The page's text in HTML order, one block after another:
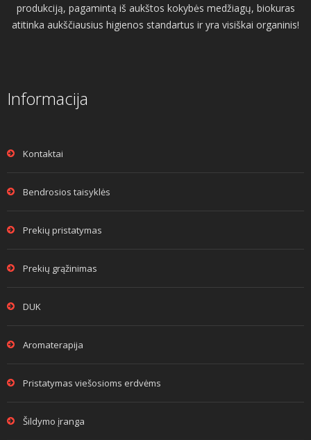
produkciją, pagamintą iš aukštos kokybės medžiagų, biokuras
atitinka aukščiausius higienos standartus ir yra visiškai organinis!
Informacija
Kontaktai
Bendrosios taisyklės
Prekių pristatymas
Prekių grąžinimas
DUK
Aromaterapija
Pristatymas viešosioms erdvėms
Šildymo įranga